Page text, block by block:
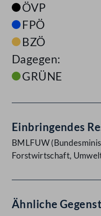
ÖVP
FPÖ
BZÖ
Dagegen:
GRÜNE
Einbringendes
BMLFUW
Forstwirtschaft,
Ähnliche